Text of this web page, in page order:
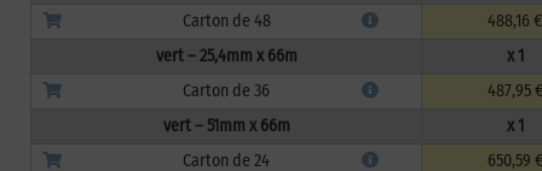
Carton de 48
488,16 €
vert – 25,4mm x 66m
x 1
Carton de 36
487,95 €
vert – 51mm x 66m
x 1
Carton de 24
650,59 €